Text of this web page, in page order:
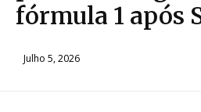
fórmula 1 após
Julho 5, 2026